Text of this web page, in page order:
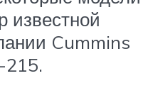
известной
Cummins
215.